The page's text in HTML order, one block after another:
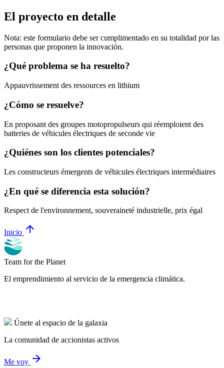
El proyecto en detalle
Nota: este formulario debe ser cumplimentado en su totalidad por las
personas que proponen la innovación.
¿Qué problema se ha resuelto?
Appauvrissement des ressources en lithium
¿Cómo se resuelve?
En proposant des groupes motopropulseurs qui réemploient des
batteries de véhicules électriques de seconde vie
¿Quiénes son los clientes potenciales?
Les constructeurs émergents de véhicules électriques intermédiaires
¿En qué se diferencia esta solución?
Respect de l'environnement, souveraineté industrielle, prix égal
Inicio arrow_upward
Team for the Planet
El emprendimiento al servicio de la emergencia climática.
Únete al espacio de la galaxia
La comunidad de accionistas activos
Me voy arrow_forward